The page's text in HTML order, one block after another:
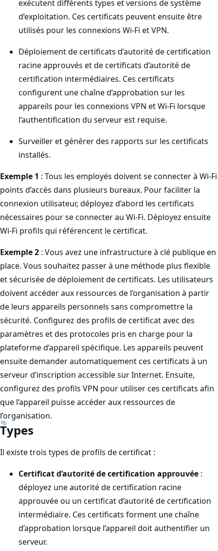
exécutent différents types et versions de système
d’exploitation. Ces certificats peuvent ensuite être
utilisés pour les connexions Wi-Fi et VPN.
Déploiement de certificats d’autorité de certification
racine approuvés et de certificats d’autorité de
certification intermédiaires. Ces certificats
configurent une chaîne d’approbation sur les
appareils pour les connexions VPN et Wi-Fi lorsque
l’authentification du serveur est requise.
Surveiller et générer des rapports sur les certificats
installés.
Exemple 1 : Tous les employés doivent se connecter à Wi-Fi
points d’accès dans plusieurs bureaux. Pour faciliter la
connexion utilisateur, déployez d’abord les certificats
nécessaires pour se connecter au Wi-Fi. Déployez ensuite
Wi-Fi profils qui référencent le certificat.
Exemple 2 : Vous avez une infrastructure à clé publique en
place. Vous souhaitez passer à une méthode plus flexible
et sécurisée de déploiement de certificats. Les utilisateurs
doivent accéder aux ressources de l’organisation à partir
de leurs appareils personnels sans compromettre la
sécurité. Configurez des profils de certificat avec des
paramètres et des protocoles pris en charge pour la
plateforme d’appareil spécifique. Les appareils peuvent
ensuite demander automatiquement ces certificats à un
serveur d’inscription accessible sur Internet. Ensuite,
configurez des profils VPN pour utiliser ces certificats afin
que l’appareil puisse accéder aux ressources de
l’organisation.
Types
Il existe trois types de profils de certificat :
Certificat d’autorité de certification approuvée :
déployez une autorité de certification racine
approuvée ou un certificat d’autorité de certification
intermédiaire. Ces certificats forment une chaîne
d’approbation lorsque l’appareil doit authentifier un
serveur.